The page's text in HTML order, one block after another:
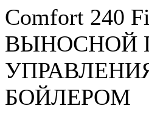
Comfort 240
ВЫНОСНОЙ
БОЙЛЕРОМ